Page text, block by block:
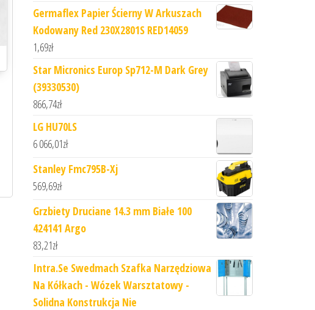
Germaflex Papier Ścierny W Arkuszach
Kodowany Red 230X2801S RED14059
1,69zł
Star Micronics Europ Sp712-M Dark Grey
(39330530)
866,74zł
LG HU70LS
6 066,01zł
Stanley Fmc795B-Xj
569,69zł
Grzbiety Druciane 14.3 mm Białe 100
424141 Argo
83,21zł
Intra.Se Swedmach Szafka Narzędziowa
Na Kółkach - Wózek Warsztatowy -
Solidna Konstrukcja Nie